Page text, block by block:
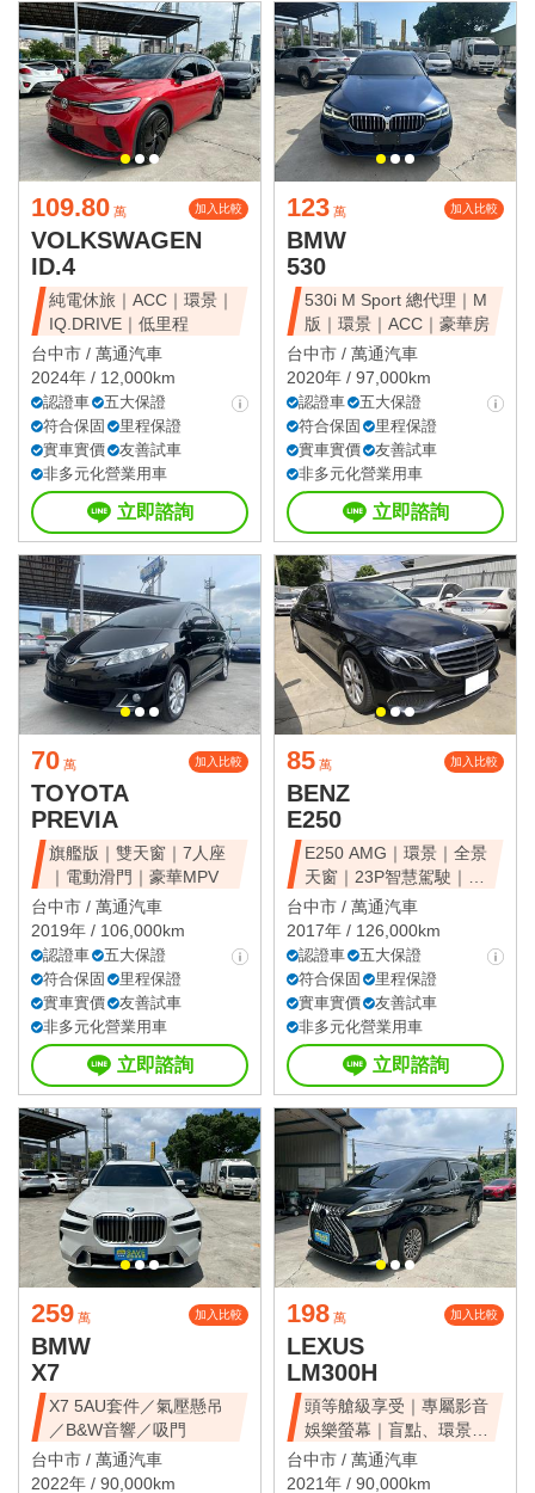
109.80 萬 加入比較
VOLKSWAGEN
ID.4
純電休旅｜ACC｜環景｜
IQ.DRIVE｜低里程
台中市 / 萬通汽車
2024年 / 12,000km
認證車
五大保證
符合保固
里程保證
實車實價
友善試車
非多元化營業用車
立即諮詢
123 萬 加入比較
BMW
530
530i M Sport 總代理｜M
版｜環景｜ACC｜豪華房
台中市 / 萬通汽車
2020年 / 97,000km
認證車
五大保證
符合保固
里程保證
實車實價
友善試車
非多元化營業用車
立即諮詢
70 萬 加入比較
TOYOTA
PREVIA
旗艦版｜雙天窗｜7人座
｜電動滑門｜豪華MPV
台中市 / 萬通汽車
2019年 / 106,000km
認證車
五大保證
符合保固
里程保證
實車實價
友善試車
非多元化營業用車
立即諮詢
85 萬 加入比較
BENZ
E250
E250 AMG｜環景｜全景
天窗｜23P智慧駕駛｜總
代理
台中市 / 萬通汽車
2017年 / 126,000km
認證車
五大保證
符合保固
里程保證
實車實價
友善試車
非多元化營業用車
立即諮詢
259 萬 加入比較
BMW
X7
X7 5AU套件／氣壓懸吊
／B&W音響／吸門
台中市 / 萬通汽車
2022年 / 90,000km
198 萬 加入比較
LEXUS
LM300H
頭等艙級享受｜專屬影音
娛樂螢幕｜盲點、環景、
雙電滑門、雙天窗
台中市 / 萬通汽車
2021年 / 90,000km